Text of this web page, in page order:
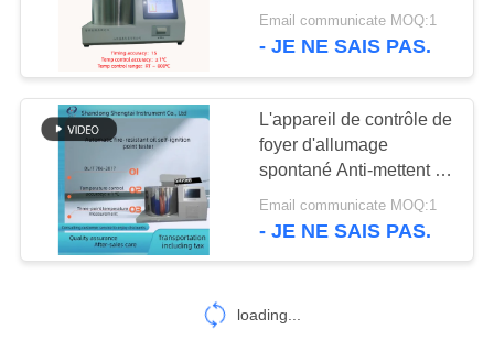
CONTACTEZ-
NOUS
DEMANDEZ
UNE
CITATION
800°C Affichage LCD
couleur grand écran
Email communicate MOQ:1
- JE NE SAIS PAS.
L'appareil de contrôle de
foyer d'allumage
spontané Anti-mettent à
feu l'analyseur SH706B
de foyer d'allumage de
Email communicate MOQ:1
- JE NE SAIS PAS.
loading...